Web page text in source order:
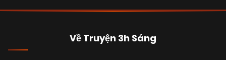
Về Truyện 3h Sáng